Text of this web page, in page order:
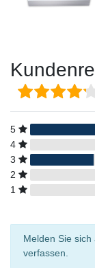
5
4
3
2
1
Melden Sie
verfassen.